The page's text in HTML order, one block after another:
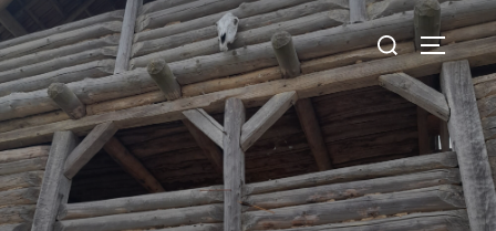
treści
Skip
to
content
Search
for: